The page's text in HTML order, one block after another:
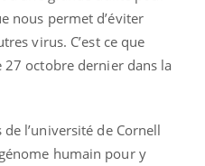
nous permet d’éviter
virus. C’est ce que
27 octobre dernier dans la
l’université de Cornell
humain pour y